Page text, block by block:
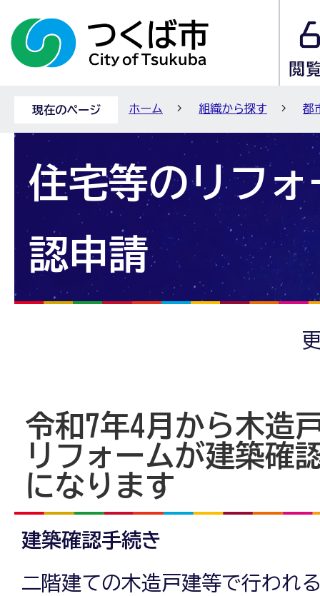
現在のページ ホーム 組織から探す 都
住宅等のリフォ
認申請
令和7年4月から木造
リフォームが建築確
になります
建築確認手続き
二階建ての木造戸建等で行われ